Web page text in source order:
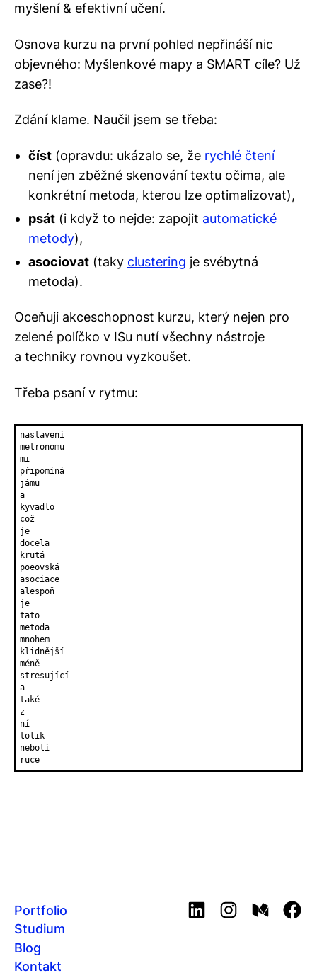
myšlení & efektivní učení.
Osnova kurzu na první pohled nepřináší nic
objevného: Myšlenkové mapy a SMART cíle? Už
zase?!
Zdání klame. Naučil jsem se třeba:
číst (opravdu: ukázalo se, že rychlé čtení
není jen zběžné skenování textu očima, ale
konkrétní metoda, kterou lze optimalizovat),
psát (i když to nejde: zapojit automatické
metody),
asociovat (taky clustering je svébytná
metoda).
Oceňuji akceschopnost kurzu, který nejen pro
zelené políčko v ISu nutí všechny nástroje
a techniky rovnou vyzkoušet.
Třeba psaní v rytmu:
nastavení
metronomu
mi
připomíná
jámu
a
kyvadlo
což
je
docela
krutá
poeovská
asociace
alespoň
je
tato
metoda
mnohem
klidnější
méně
stresující
a
také
z
ní
tolik
nebolí
ruce
Portfolio
Studium
Blog
Kontakt
LinkedInInstagram
Medium